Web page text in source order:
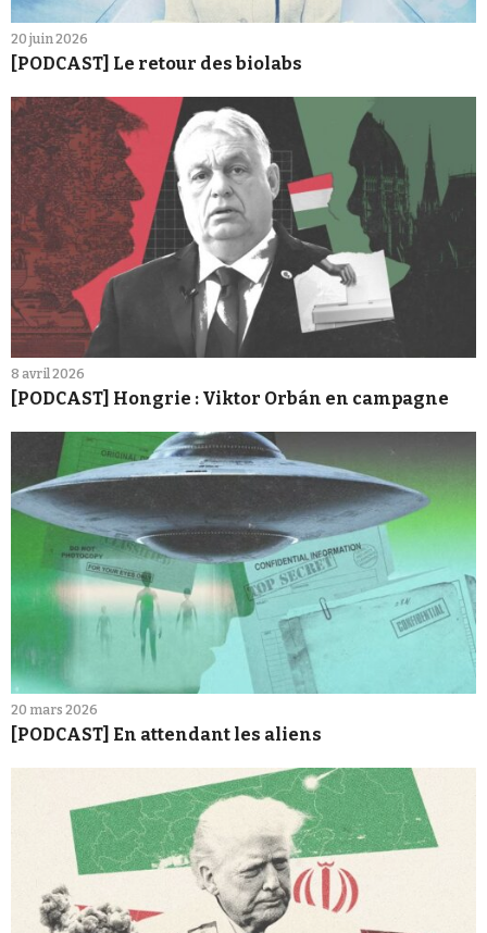
20 juin 2026
[PODCAST] Le retour des biolabs
8 avril 2026
[PODCAST] Hongrie : Viktor Orbán en campagne
20 mars 2026
[PODCAST] En attendant les aliens